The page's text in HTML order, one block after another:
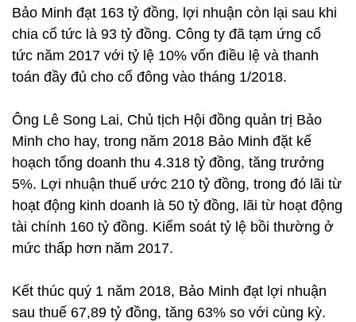
Bảo Minh đạt 163 tỷ đồng, lợi nhuận còn lại sau khi
chia cổ tức là 93 tỷ đồng. Công ty đã tạm ứng cổ
tức năm 2017 với tỷ lệ 10% vốn điều lệ và thanh
toán đầy đủ cho cổ đông vào tháng 1/2018.
Ông Lê Song Lai, Chủ tịch Hội đồng quản trị Bảo
Minh cho hay, trong năm 2018 Bảo Minh đặt kế
hoạch tổng doanh thu 4.318 tỷ đồng, tăng trưởng
5%. Lợi nhuận thuế ước 210 tỷ đồng, trong đó lãi từ
hoạt động kinh doanh là 50 tỷ đồng, lãi từ hoạt động
tài chính 160 tỷ đồng. Kiểm soát tỷ lệ bồi thường ở
mức thấp hơn năm 2017.
Kết thúc quý 1 năm 2018, Bảo Minh đạt lợi nhuận
sau thuế 67,89 tỷ đồng, tăng 63% so với cùng kỳ.